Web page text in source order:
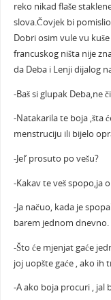
reko nikad flaše
slova.Čovjek bi
Dobri osim vule vu
francuskog ništa nije
da Deba i Lenji dijalog
-Baš si glupak Deba,ne
-Natakarila te boja ,šta
menstruciju ili bijelo
-Jel’ prosuto po vešu?
-Kakav te veš spopo,ja
-Ja načuo, kada je
barem jednom dnevno.
-Što će mjenjat gaće
joj uopšte gaće , ako ih
-A ako boja procuri , jal